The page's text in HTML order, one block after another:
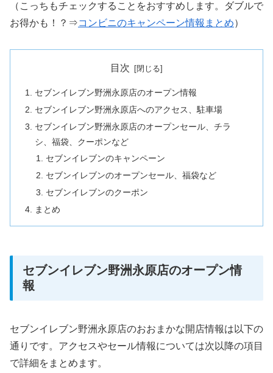
（こっちもチェックすることをおすすめします。ダブルで
お得かも！？⇒コンビニのキャンペーン情報まとめ）
目次
セブンイレブン野洲永原店のオープン情報
セブンイレブン野洲永原店へのアクセス、駐車場
セブンイレブン野洲永原店のオープンセール、チラ
シ、福袋、クーポンなど
セブンイレブンのキャンペーン
セブンイレブンのオープンセール、福袋など
セブンイレブンのクーポン
まとめ
セブンイレブン野洲永原店のオープン情
報
セブンイレブン野洲永原店のおおまかな開店情報は以下の
通りです。アクセスやセール情報については次以降の項目
で詳細をまとめます。